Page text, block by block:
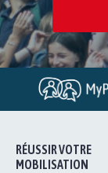
RÉUSSIR VOTRE
MOBILISATION